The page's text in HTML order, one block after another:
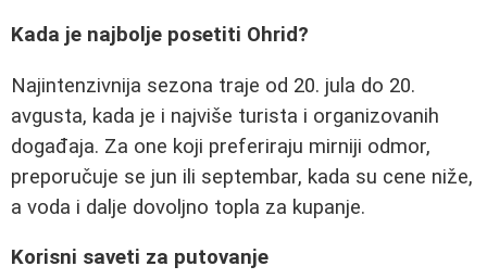
Kada je najbolje posetiti Ohrid?
Najintenzivnija sezona traje od 20. jula do 20.
avgusta, kada je i najviše turista i organizovanih
događaja. Za one koji preferiraju mirniji odmor,
preporučuje se jun ili septembar, kada su cene niže,
a voda i dalje dovoljno topla za kupanje.
Korisni saveti za putovanje